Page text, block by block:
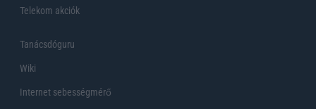
Telekom akciók
Tanácsdóguru
Wiki
Internet sebességmérő